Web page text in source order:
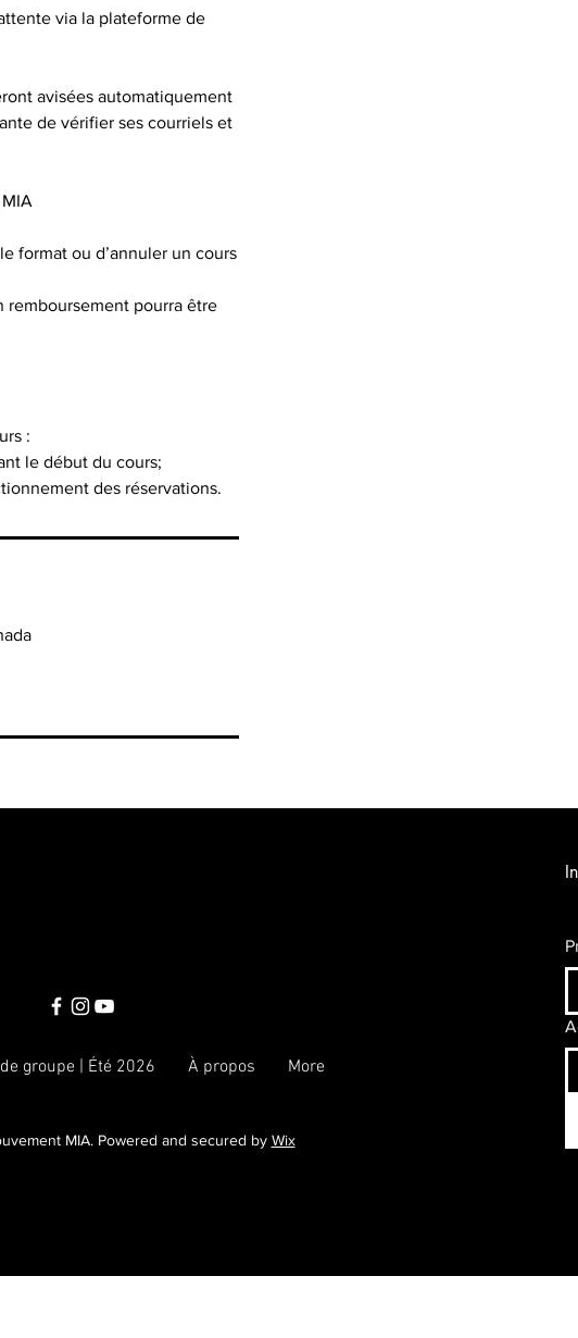
via la plateforme de
avisées automatiquement
de vérifier ses courriels et
format ou d’annuler un cours
remboursement pourra être
:
le début du cours;
des réservations.
groupe | Été 2026 À propos More
MIA. Powered and secured by Wix